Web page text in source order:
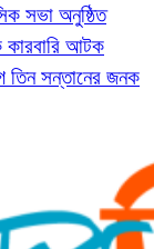
সভা অনুষ্ঠিত
কারবারি আটক
তিন সন্তানের জনক